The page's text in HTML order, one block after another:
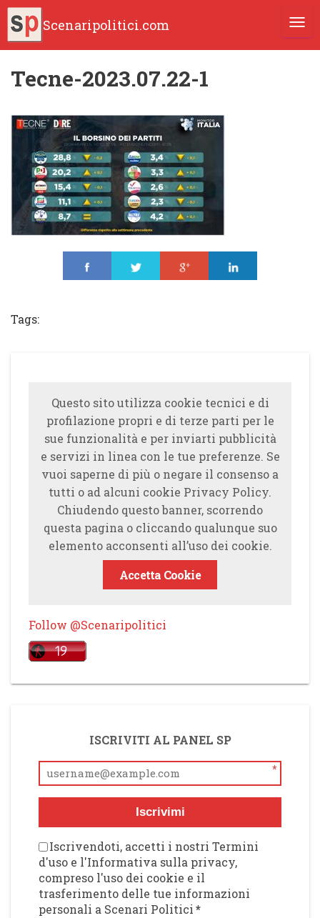
Scenaripolitici.com
Tecne-2023.07.22-1
Tags:
Questo sito utilizza cookie tecnici e di
profilazione propri e di terze parti per le
sue funzionalità e per inviarti pubblicità
e servizi in linea con le tue preferenze. Se
vuoi saperne di più o negare il consenso a
tutti o ad alcuni cookie Privacy Policy.
Chiudendo questo banner, scorrendo
questa pagina o cliccando qualunque suo
elemento acconsenti all’uso dei cookie.
Accetta Cookie
Follow @Scenaripolitici
ISCRIVITI AL PANEL SP
*
Iscrivimi
Iscrivendoti, accetti i nostri Termini
d'uso e l'Informativa sulla privacy,
compreso l'uso dei cookie e il
trasferimento delle tue informazioni
personali a Scenari Politici*